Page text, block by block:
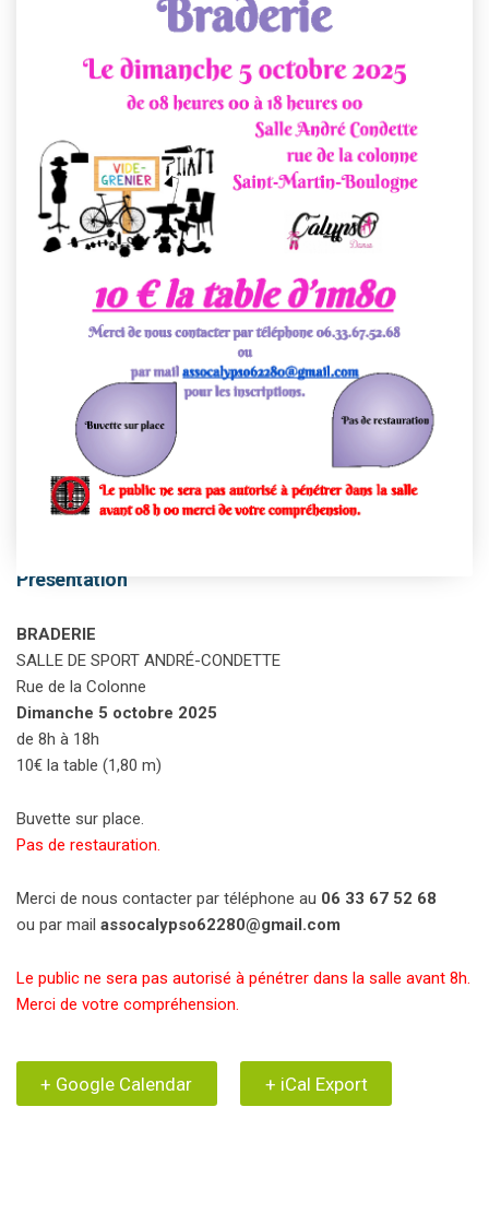
This event has passed.
Présentation
BRADERIE
SALLE DE SPORT ANDRÉ-CONDETTE
Rue de la Colonne
Dimanche 5 octobre 2025
de 8h à 18h
10€ la table (1,80 m)
Buvette sur place.
Pas de restauration.
Merci de nous contacter par téléphone au 06 33 67 52 68
ou par mail assocalypso62280@gmail.com
Le public ne sera pas autorisé à pénétrer dans la salle avant 8h.
Merci de votre compréhension.
+ Google Calendar + iCal Export